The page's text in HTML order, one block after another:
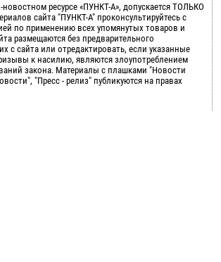
ресурсе «ПУНКТ-А», допускается ТОЛЬКО
сайта "ПУНКТ-А" проконсультируйтесь с
по применению всех упомянутых товаров и
размещаются без предварительного
с сайта или отредактировать, если указанные
к насилию, являются злоупотреблением
закона. Материалы с плашками "Новости
"Пресс - релиз" публикуются на правах